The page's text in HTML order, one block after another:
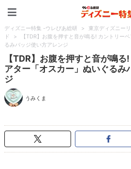
ディズニー特集 -ウレぴあ総研 > 東京ディズニー
ド
>
【TDR】お腹を押すと音が鳴る! カントリー
るみバッジ使い方アレンジ
【TDR】お腹を押すと音が鳴
アター「オスカー」ぬいぐるみ
ジ
うみくま